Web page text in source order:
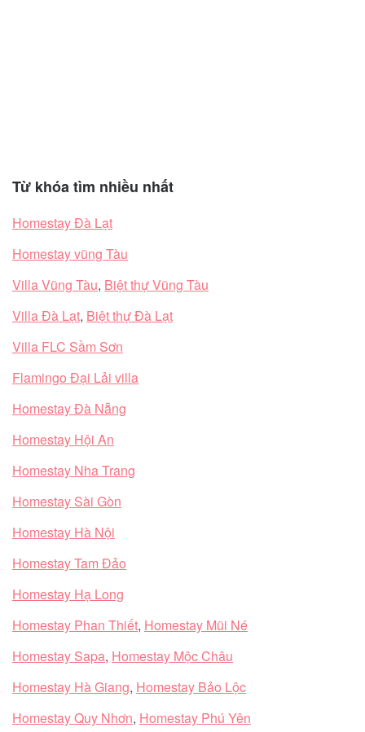
Từ khóa tìm nhiều nhất
Homestay Đà Lạt
Homestay vũng Tàu
Villa Vũng Tàu, Biệt thự Vũng Tàu
Villa Đà Lạt, Biệt thự Đà Lạt
Villa FLC Sầm Sơn
Flamingo Đại Lải villa
Homestay Đà Nẵng
Homestay Hội An
Homestay Nha Trang
Homestay Sài Gòn
Homestay Hà Nội
Homestay Tam Đảo
Homestay Hạ Long
Homestay Phan Thiết, Homestay Mũi Né
Homestay Sapa, Homestay Mộc Châu
Homestay Hà Giang, Homestay Bảo Lộc
Homestay Quy Nhơn, Homestay Phú Yên